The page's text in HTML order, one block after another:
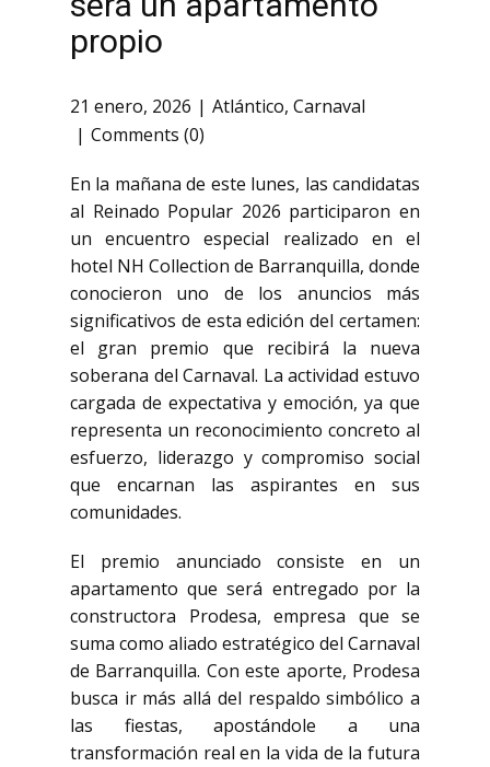
propio
21 enero, 2026 Atlántico, Carnaval
Comments (0)
En la mañana de este lunes, las candidatas
al Reinado Popular 2026 participaron en
un encuentro especial realizado en el
hotel NH Collection de Barranquilla, donde
conocieron uno de los anuncios más
significativos de esta edición del certamen:
el gran premio que recibirá la nueva
soberana del Carnaval. La actividad estuvo
cargada de expectativa y emoción, ya que
representa un reconocimiento concreto al
esfuerzo, liderazgo y compromiso social
que encarnan las aspirantes en sus
comunidades.
El premio anunciado consiste en un
apartamento que será entregado por la
constructora Prodesa, empresa que se
suma como aliado estratégico del Carnaval
de Barranquilla. Con este aporte, Prodesa
busca ir más allá del respaldo simbólico a
las fiestas, apostándole a una
transformación real en la vida de la futura